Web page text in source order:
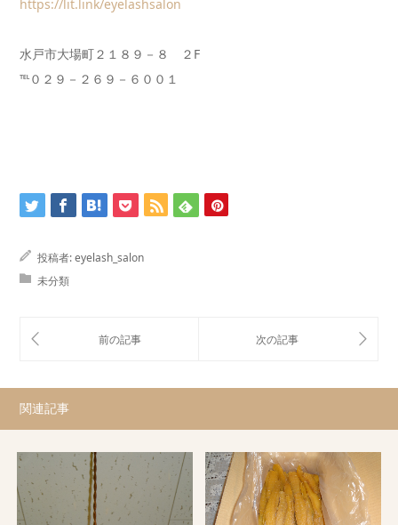
https://lit.link/eyelashsalon
水戸市大場町２１８９－８ ２F
℡０２９－２６９－６００１
投稿者:eyelash_salon
未分類
関連記事